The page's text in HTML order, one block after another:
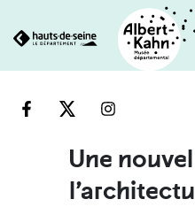
au
Une
Cookies et traceurs utilisés sur